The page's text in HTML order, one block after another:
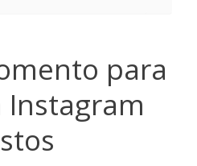
para